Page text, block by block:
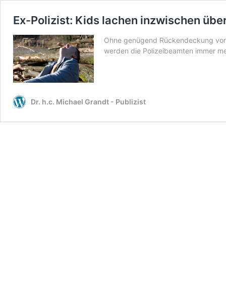
Ex-Polizist: Kids lachen inzwischen
Ohne genügend Rückendeckung
werden die Polizeibeamten immer
Dr. h.c. Michael Grandt - Publizist